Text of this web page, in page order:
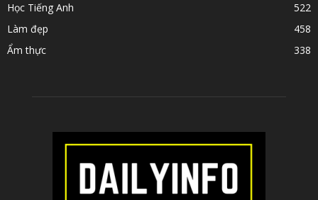
Học Tiếng Anh
522
Làm đẹp
458
Ẩm thực
338